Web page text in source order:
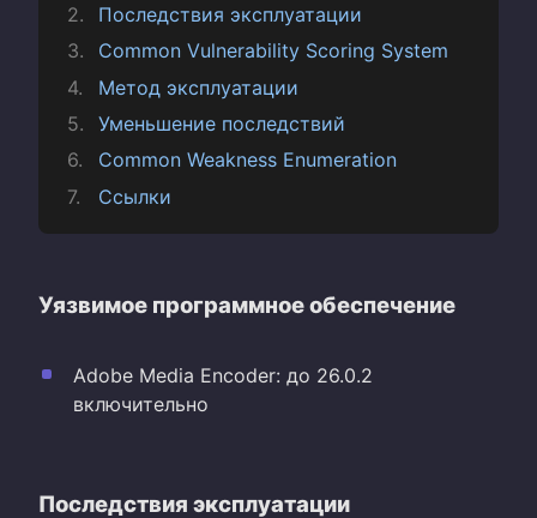
Последствия эксплуатации
Common Vulnerability Scoring System
Метод эксплуатации
Уменьшение последствий
Common Weakness Enumeration
Ссылки
Уязвимое программное обеспечение
Adobe Media Encoder: до 26.0.2
включительно
Последствия эксплуатации